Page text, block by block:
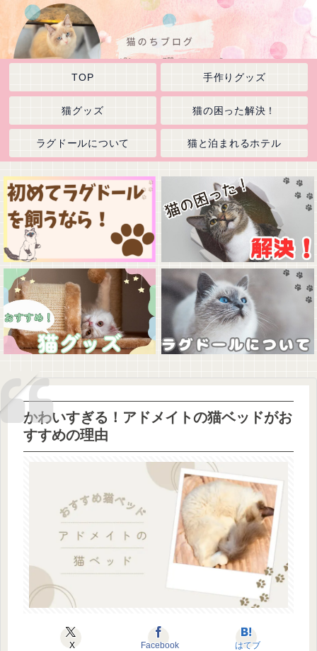
TOP 手作りグッズ
猫グッズ 猫の困った解決！
ラグドールについて 猫と泊まれるホテル
かわいすぎる！アドメイトの猫ベッドがお
すすめの理由
X Facebook はてブ